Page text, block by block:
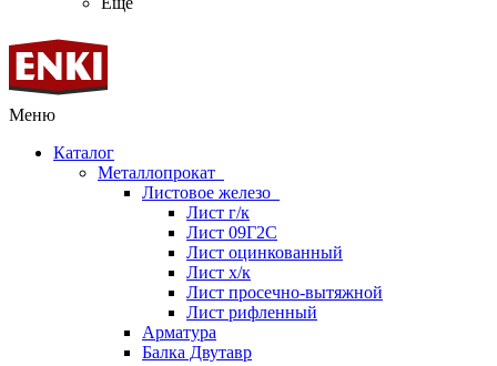
Меню
Каталог
Металлопрокат
Листовое железо
Лист г/к
Лист 09Г2С
Лист оцинкованный
Лист х/к
Лист просечно-вытяжной
Лист рифленный
Арматура
Балка Двутавр